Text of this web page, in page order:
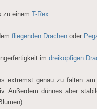
zu einem T-Rex.
fliegenden Drachen oder
im dreiköpfigen
extremst genau zu falten
Außerdem dünnes aber